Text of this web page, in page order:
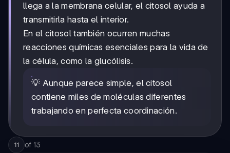
llega a la membrana celular, el citosol ayuda a
transmitirla hasta el interior.
En el citosol también ocurren muchas
reacciones químicas esenciales para la vida de
la célula, como la glucólisis.
💡 Aunque parece simple, el citosol
contiene miles de moléculas diferentes
trabajando en perfecta coordinación.
11 of 13